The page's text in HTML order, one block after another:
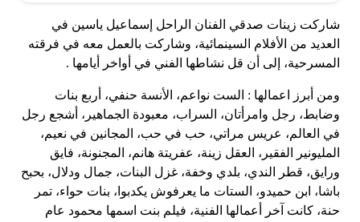
شاركت زينات صدقي الفنان الراحل إسماعيل ياسين في
العديد من الأفلام السينمائية، وشاركت بالعمل معه في فرقته
المسرحية، إلى أن قل نشاطها الفني في أواخر أيامها .
ومن أبرز اعمالها : الست نواعم، الأنسة حنفي، أربع بنات
وضابط، رجل وامرأتان، السراب، معبودة الجماهير، أشجع رجل
في العالم، عريس مراتي، حب في حب، المجانين في نعيم،
المليونير الفقير، العقل زينة، عفريتة هانم، المجنونة، فايق
ورايق، قطر الندي، بلدي وخفة، غزل البنات، جمال ودلال، بحبح
باشا، ابن حميدو، الستات ما يعرفوش يكدبوا، بنات حواء، تمر
حنة، كانت آخر أعمالها الفنية، فيلم بنت اسمها محمود عام